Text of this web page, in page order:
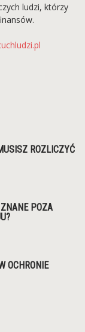
ludzi, którzy
ROZLICZYĆ
POZA
OCHRONIE